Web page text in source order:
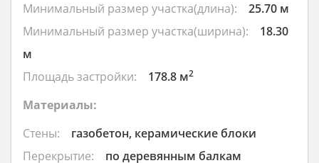
Минимальный размер участка(длина):
25.70 м
Минимальный размер участка(ширина):
18.30
м
Площадь застройки:
178.8 м2
Материалы:
Стены:
газобетон, керамические блоки
Перекрытие:
по деревянным балкам